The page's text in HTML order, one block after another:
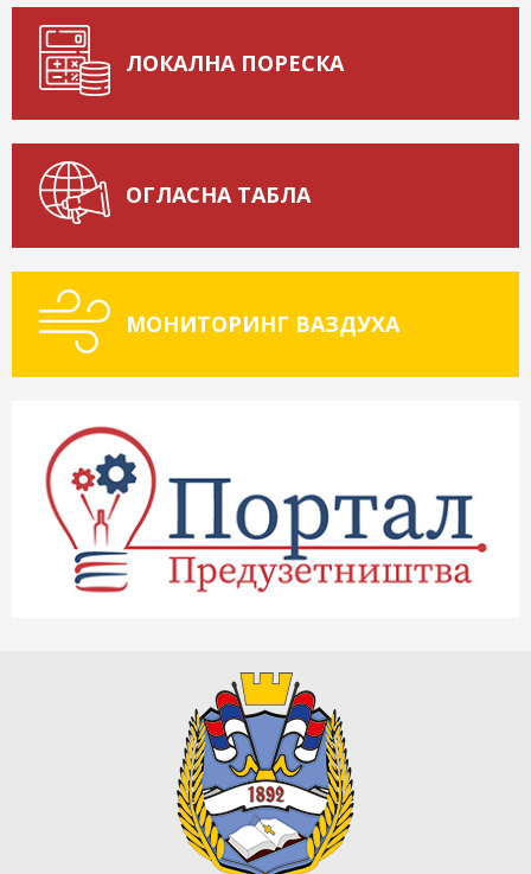
ЛОКАЛНА ПОРЕСКА
ОГЛАСНА ТАБЛА
МОНИТОРИНГ ВАЗДУХА